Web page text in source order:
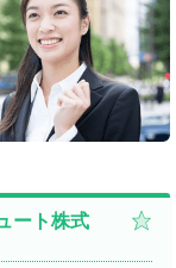
ート株式